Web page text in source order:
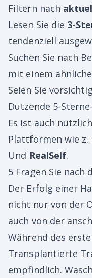
Filtern nach
Lesen Sie die 3-
tendenziell
Suchen Sie nach
mit einem
Seien Sie
Dutzende 5-
Es ist auch
Plattformen wie z.
Und RealSelf.
5 Fragen Sie
Der Erfolg einer
nicht nur von der
auch von der
Während des
Transplantierte
empfindlich.